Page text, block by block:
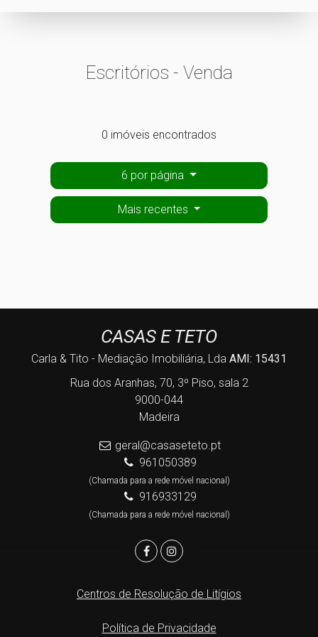
Escritórios - Venda
0 imóveis encontrados
6 por página
Mais recentes
CASAS E TETO
Carla & Tito - Mediação Imobiliária, Lda AMI: 15431
Rua dos Aranhas, 70, 3º Piso, sala 2
9000-044
Madeira
geral@casaseteto.pt
961050389
(Chamada para a rede móvel nacional)
916933129
(Chamada para a rede móvel nacional)
Centros de Resolução de Litígios
Política de Privacidade